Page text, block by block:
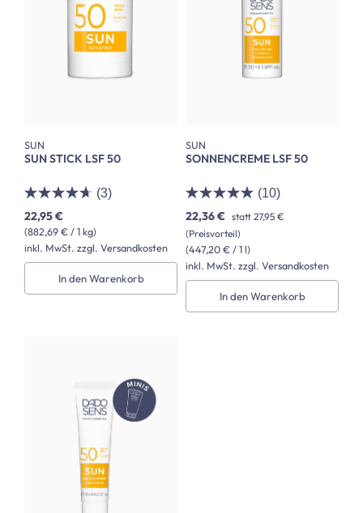
SUN
SUN STICK LSF 50
(3)
(882,69 € / 1 kg)
22,95 €
inkl. MwSt. zzgl. Versandkosten
In den Warenkorb
SUN
SONNENCREME LSF 50
(10)
(447,20 € / 1 l)
22,36 € statt 27,95 €
(Preisvorteil)
inkl. MwSt. zzgl. Versandkosten
In den Warenkorb